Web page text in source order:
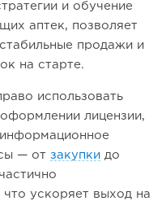
и обучение
аптек, позволяет
продажи и
на старте.
использовать
лицензии,
— от закупки до
ускоряет выход на